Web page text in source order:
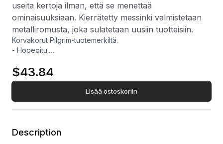
useita kertoja ilman, että se menettää
ominaisuuksiaan. Kierrätetty messinki valmistetaan
metalliromusta, joka sulatetaan uusiin tuotteisiin.
Korvakorut Pilgrim-tuotemerkiltä.
- Hopeoitu.
- Messinki on kuparin ja sinkin metalliseos ja monipuolinen
materiaali, joka voidaan kierrättää useita kertoja ilman, että
se menettää ominaisuuksiaan. Kierrätetty messinki
valmistetaan metalliromusta, joka sulatetaan uusiin tuotteisiin.
$43.84
Lisää ostoskoriin
Description